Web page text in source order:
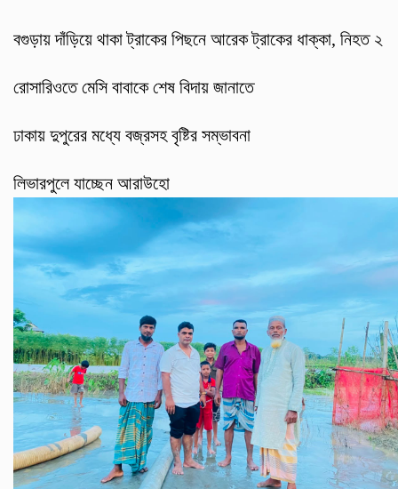
বগুড়ায় দাঁড়িয়ে থাকা ট্রাকের পিছনে আরেক ট্রাকের ধাক্কা, নিহত ২
রোসারিওতে মেসি বাবাকে শেষ বিদায় জানাতে
ঢাকায় দুপুরের মধ্যে বজ্রসহ বৃষ্টির সম্ভাবনা
লিভারপুলে যাচ্ছেন আরাউহো